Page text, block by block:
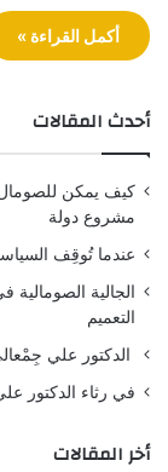
أكمل القراءة »
أحدث المقالات
كيف يمكن للصومال
مشروع دولة
عندما تُوقِف
الجالية
التعميم
الدكتور علي
في رثاء الدكتور
أخر المقالات